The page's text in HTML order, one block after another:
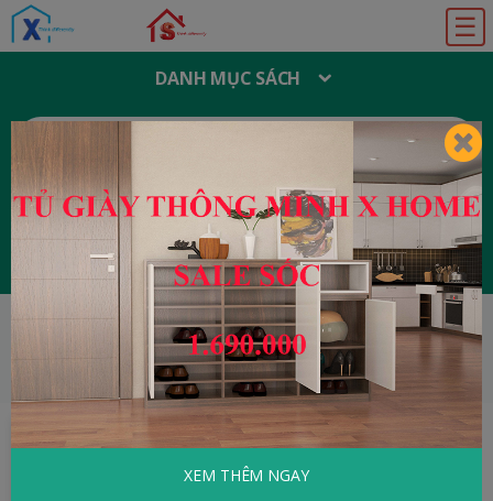
☰
DANH MỤC SÁCH
T
M
I
M
Đăng ký Đăng nhập
HOME Tâm Lý - Kỹ Năng Sống
Những
Thành Tựu Lẫy Lừng Trong Tâm Lý Học Hiện Đại
XEM THÊM NGAY